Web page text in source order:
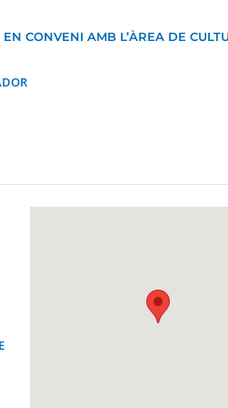
CONVENI AMB L’ÀREA DE